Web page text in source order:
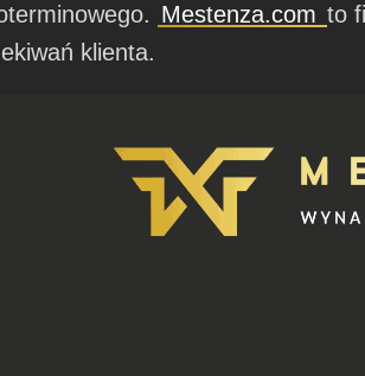
Mestenza.com to
klienta.